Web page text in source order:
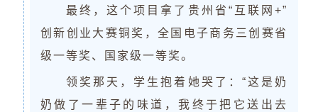
最终，这个项目拿了贵州省“互联网+”
创新创业大赛铜奖，全国电子商务三创赛省
级一等奖、国家级一等奖。
领奖那天，学生抱着她哭了：“这是奶
奶做了一辈子的味道，我终于把它送出去